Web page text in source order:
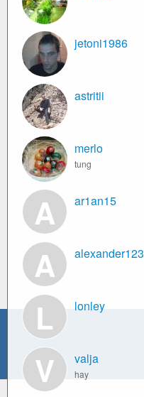
jetoni1986
astritii
merlo
tung
A ar1an15
A alexander123
L lonley
V valja
hay